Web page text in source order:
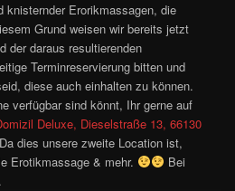
knisternder Erorikmassagen, die
Grund weisen wir bereits jetzt
der daraus resultierenden
Terminreservierung bitten und
diese auch einhalten zu können.
verfügbar sind könnt, Ihr gerne auf
Deluxe, Dieselstraße 13, 66130
dies unsere zweite Location ist,
Erotikmassage & mehr.
Bei